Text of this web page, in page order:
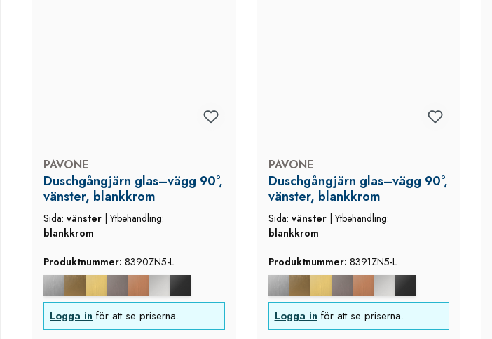
PAVONE
Duschgångjärn glas–vägg 90°,
vänster, blankkrom
Sida: vänster Ytbehandling:
blankkrom
Produktnummer: 8390ZN5-L
Logga in för att se priserna.
PAVONE
Duschgångjärn glas–vägg 90°,
vänster, blankkrom
Sida: vänster Ytbehandling:
blankkrom
Produktnummer: 8391ZN5-L
Logga in för att se priserna.